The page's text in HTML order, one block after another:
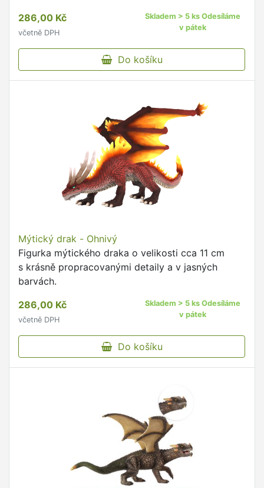
286,00 Kč
včetně DPH
Skladem > 5 ks Odesíláme
v pátek
Do košíku
Mýtický drak - Ohnivý
Figurka mýtického draka o velikosti cca 11 cm
s krásně propracovanými detaily a v jasných
barvách.
286,00 Kč
včetně DPH
Skladem > 5 ks Odesíláme
v pátek
Do košíku